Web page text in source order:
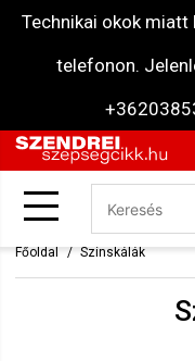
Technikai okok
telefonon.
Főoldal Színskálák